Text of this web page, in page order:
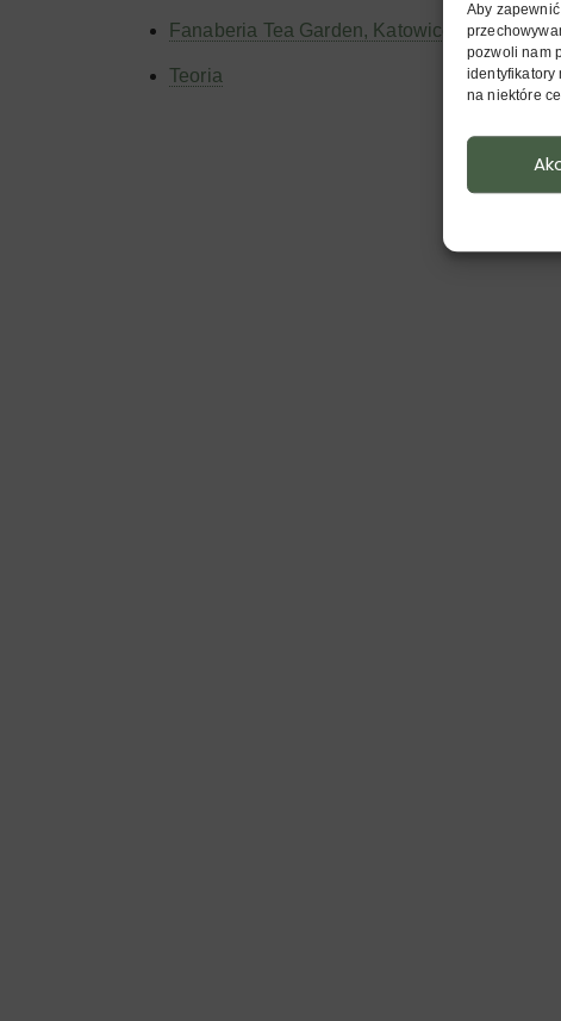
Aby
pozwoli nam
identyfikatory
na niektóre
Fanaberia Tea Garden, Katowice
Teoria